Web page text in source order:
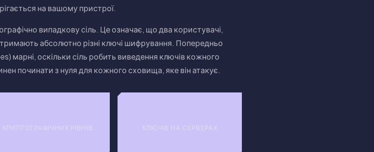
на вашому пристрої.
випадкову сіль. Це означає, що два користувачі,
абсолютно різні ключі шифрування. Попередньо
марні, оскільки сіль робить виведення ключів кожного
починати з нуля для кожного сховища, яке він атакує.
КРИПТОГРАФІЧНИХ РІВНІВ КЛЮЧІВ НА СЕРВЕРАХ